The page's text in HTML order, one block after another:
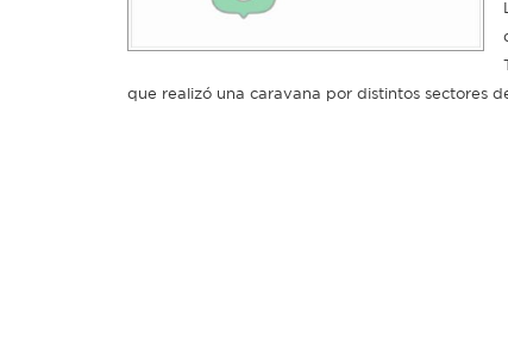
que realizó una caravana por distintos sectores